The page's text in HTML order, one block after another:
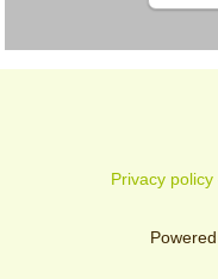
Privacy policy